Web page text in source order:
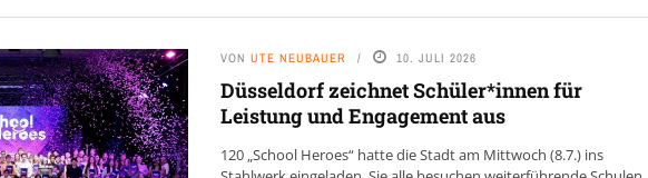
VON UTE NEUBAUER 10. JULI 2026
Düsseldorf zeichnet Schüler*innen für
Leistung und Engagement aus
120 „School Heroes“ hatte die Stadt am Mittwoch (8.7.) ins